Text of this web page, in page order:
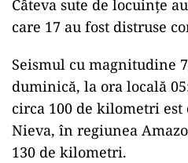
Câteva sute de locuințe
care 17 au fost distruse
Seismul cu magnitudine
duminică, la ora locală
circa 100 de kilometri est
Nieva, în regiunea
130 de kilometri.